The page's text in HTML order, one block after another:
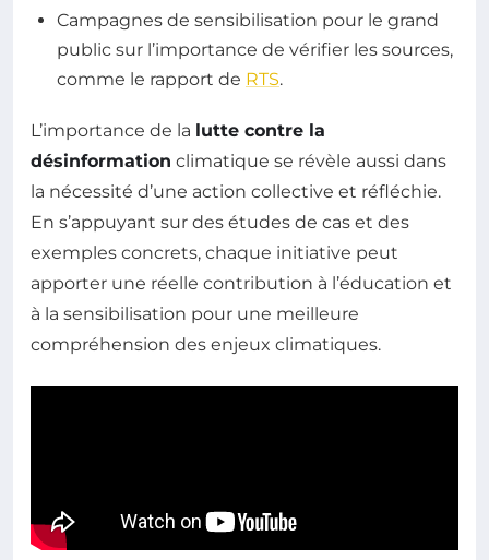
Campagnes de sensibilisation pour le grand
public sur l’importance de vérifier les sources,
comme le rapport de RTS.
L’importance de la lutte contre la
désinformation climatique se révèle aussi dans
la nécessité d’une action collective et réfléchie.
En s’appuyant sur des études de cas et des
exemples concrets, chaque initiative peut
apporter une réelle contribution à l’éducation et
à la sensibilisation pour une meilleure
compréhension des enjeux climatiques.